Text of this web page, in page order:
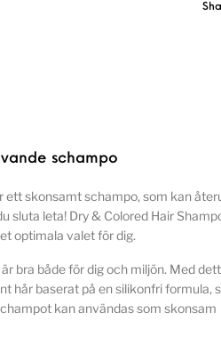
schampo
ett skonsamt schampo, som kan
sluta leta! Dry & Colored Hair
optimala valet för dig.
bra både för dig och miljön. Med
hår baserat på en silikonfri formula,
kan användas som skonsam